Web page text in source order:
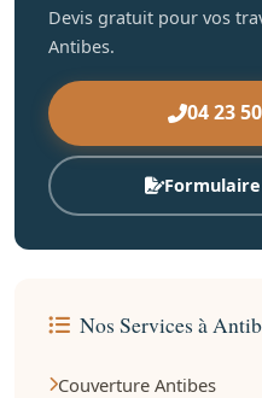
Devis gratuit pour vos
Antibes.
04 23
Nos Services à
Couverture Antibes